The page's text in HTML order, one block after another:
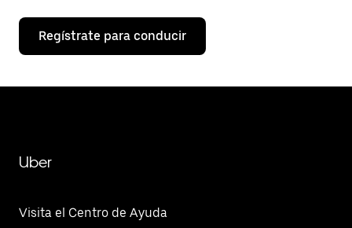
Regístrate para conducir
Uber
Visita el Centro de Ayuda